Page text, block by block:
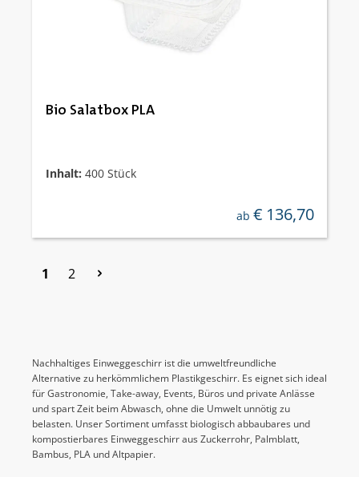
Bio Salatbox PLA
Inhalt: 400 Stück
regulärer preis:
ab € 136,70
Seite
1 Seite
2
Nachhaltiges Einweggeschirr ist die umweltfreundliche
Alternative zu herkömmlichem Plastikgeschirr. Es eignet sich ideal
für Gastronomie, Take-away, Events, Büros und private Anlässe
und spart Zeit beim Abwasch, ohne die Umwelt unnötig zu
belasten. Unser Sortiment umfasst biologisch abbaubares und
kompostierbares Einweggeschirr aus Zuckerrohr, Palmblatt,
Bambus, PLA und Altpapier.